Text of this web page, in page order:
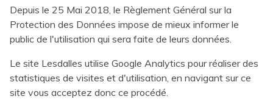
Depuis le 25 Mai 2018, le Règlement Général sur la
Protection des Données impose de mieux informer le
public de l'utilisation qui sera faite de leurs données.
Le site Lesdalles utilise Google Analytics pour réaliser des
statistiques de visites et d'utilisation, en navigant sur ce
site vous acceptez donc ce procédé.